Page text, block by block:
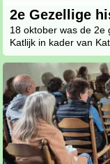
2e Gezellige
18 oktober was de 2e
Katlijk in kader van